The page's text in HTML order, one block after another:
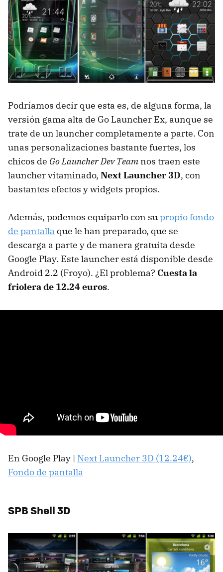
Podríamos decir que esta es, de alguna forma, la
versión gama alta de Go Launcher Ex, aunque se
trate de un launcher completamente a parte. Con
unas personalizaciones bastante fuertes, los
chicos de Go Launcher Dev Team nos traen este
launcher vitaminado, Next Launcher 3D, con
bastantes efectos y widgets propios.
Además, podemos equiparlo con supropio fondo
de pantalla que le han preparado, que se
descarga a parte y de manera gratuita desde
Google Play. Este launcher está disponible desde
Android 2.2 (Froyo). ¿El problema? Cuesta la
friolera de 12.24 euros.
En Google Play | Next Launcher 3D (12.24€),
Fondo de pantalla
SPB Shell 3D